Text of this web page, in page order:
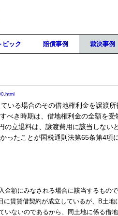
ピック 賠償事例 裁決事例
いる場合のその借地権利金を譲渡
べき時期は、借地権利金の全額を受
の立退料は、譲渡費用に該当しない
ったことが国税通則法第65条第4項
額にみなされる場合に該当するもの
に賃貸借契約が成立しているが、B土地
いないのであるから、同土地に係る借